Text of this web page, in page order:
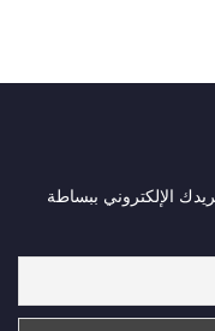
الإلكتروني ببساطة